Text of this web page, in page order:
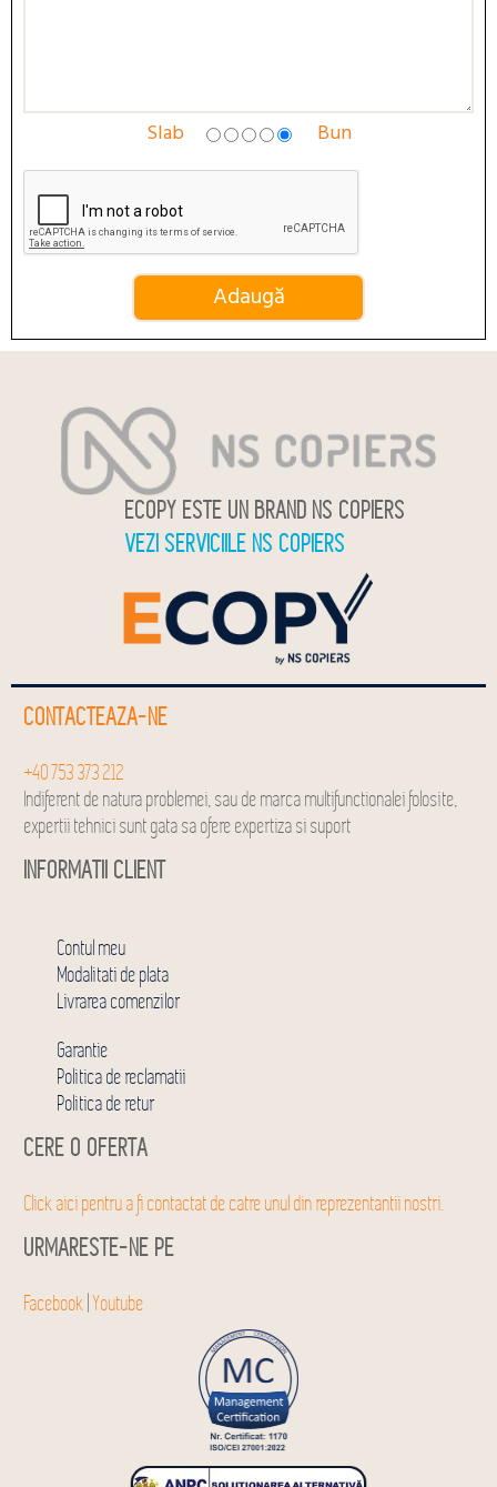
Slab Bun
ECOPY ESTE UN BRAND NS COPIERS
VEZI SERVICIILE NS COPIERS
CONTACTEAZA-NE
+40 753 373 212
Indiferent de natura problemei, sau de marca multifunctionalei folosite,
expertii tehnici sunt gata sa ofere expertiza si suport
INFORMATII CLIENT
Contul meu
Modalitati de plata
Livrarea comenzilor
Garantie
Politica de reclamatii
Politica de retur
CERE O OFERTA
Click aici pentru a fi contactat de catre unul din reprezentantii nostri.
URMARESTE-NE PE
Facebook |Youtube